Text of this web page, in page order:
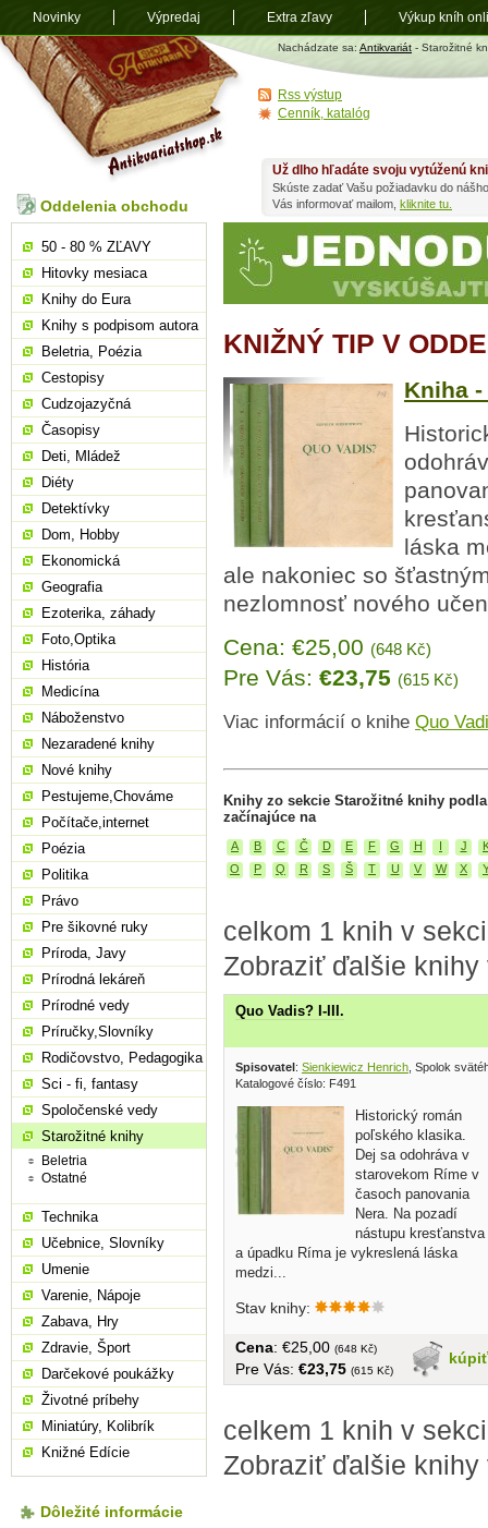
Antikvariát
shop.sk
Nachádzate sa: Antikvariát - Starožitné
KNIŽNÝ TIP V
Kniha -
láska
ale nakoniec so
nezlomnosť nového
Cena: €25,00 (648 Kč)
Pre Vás: €23,75 (615 Kč)
Viac informácií o knihe Quo
Knihy zo sekcie Starožitné knihy
začínajúce na
A B C Č D E F G H I J
O
P Q R S Š T U V W X
celkom 1 knih v
Zobraziť ďalšie
Quo Vadis? I-III.
Spisovatel: Sienkiewicz Henrich , Spolok
Katalogové číslo: F491
Historický román
poľského klasika.
Dej sa odohráva v
starovekom Ríme v
časoch panovania
Nera. Na pozadí
nástupu kresťanstva
a úpadku Ríma je vykreslená láska
medzi...
Stav knihy:
kúpiť
Cena: €25,00 (648 Kč)
Pre Vás: €23,75 (615 Kč)
celkem 1 knih v
Zobraziť ďalšie
Už dlho hľadáte svoju vytúženú
Skúste zadať Vašu požiadavku do
Vás informovať mailom, kliknite tu.
Oddelenia obchodu
50 - 80 % ZĽAVY
Hitovky mesiaca
Knihy do Eura
Knihy s podpisom autora
Beletria, Poézia
Cestopisy
Cudzojazyčná
Časopisy
Deti, Mládež
Diéty
Detektívky
Dom, Hobby
Ekonomická
Geografia
Ezoterika, záhady
Foto,Optika
História
Medicína
Náboženstvo
Nezaradené knihy
Nové knihy
Pestujeme,Chováme
Počítače,internet
Poézia
Politika
Právo
Pre šikovné ruky
Príroda, Javy
Prírodná lekáreň
Prírodné vedy
Príručky,Slovníky
Rodičovstvo, Pedagogika
Sci - fi, fantasy
Spoločenské vedy
Starožitné knihy
Beletria
Ostatné
Technika
Učebnice, Slovníky
Umenie
Varenie, Nápoje
Zabava, Hry
Zdravie, Šport
Darčekové poukážky
Životné príbehy
Miniatúry, Kolibrík
Knižné Edície
Dôležité informácie
Rss výstup
Cenník, katalóg
Novinky Výpredaj Extra zľavy Výkup kníh